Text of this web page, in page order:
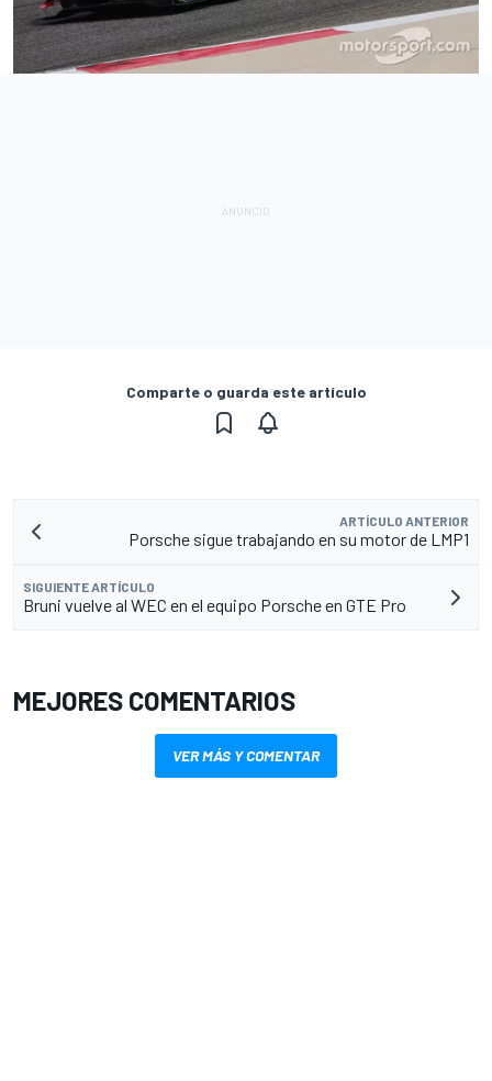
Comparte o guarda este artículo
ARTÍCULO ANTERIOR
Porsche sigue trabajando en su motor de LMP1
SIGUIENTE ARTÍCULO
Bruni vuelve al WEC en el equipo Porsche en GTE Pro
MEJORES COMENTARIOS
VER MÁS Y COMENTAR